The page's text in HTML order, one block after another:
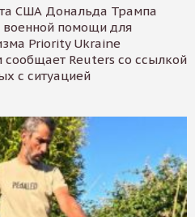
США Дональда Трампа
помощи для
Priority Ukraine
Reuters со ссылкой
с ситуацией